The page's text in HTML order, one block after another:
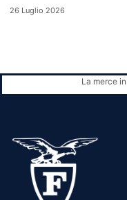
26 Luglio 2026
La merce